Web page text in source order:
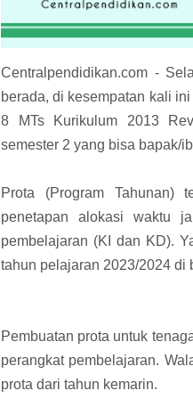
Centralpendidikan.com -
berada, di kesempatan kali
8 MTs Kurikulum 2013
semester 2 yang bisa bapak/
Prota (Program Tahunan)
penetapan alokasi waktu
pembelajaran (KI dan KD).
tahun pelajaran 2023/2024 di
Pembuatan prota untuk
perangkat pembelajaran.
prota dari tahun kemarin.